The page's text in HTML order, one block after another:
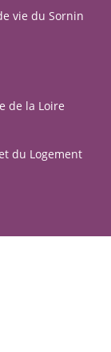
vie du Sornin
de la Loire
du Logement